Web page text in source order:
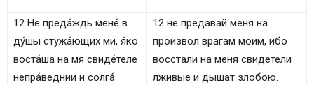
12 Не преда́ждь мене́ в
ду́шы стужа́ющих ми, я́ко
воста́ша на мя свиде́теле
непра́веднии и солга́
12 не предавай меня на
произвол врагам моим, ибо
восстали на меня свидетели
лживые и дышат злобою.